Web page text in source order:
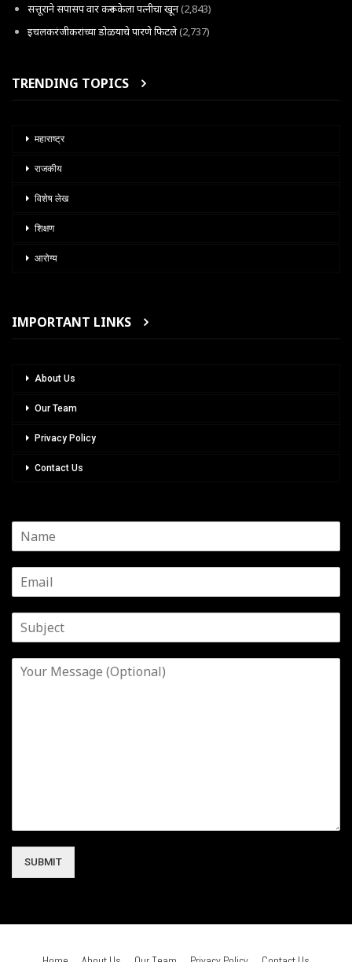
सत्तूराने सपासप वार करून केला पत्नीचा खून(2,843)
इचलकरंजीकरांच्या डोळयाचे पारणे फिटले(2,737)
TRENDING TOPICS
महाराष्ट्र
राजकीय
विशेष लेख
शिक्षण
आरोग्य
IMPORTANT LINKS
About Us
Our Team
Privacy Policy
Contact Us
SUBMIT